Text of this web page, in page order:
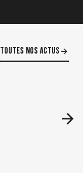
Toutes nos actus